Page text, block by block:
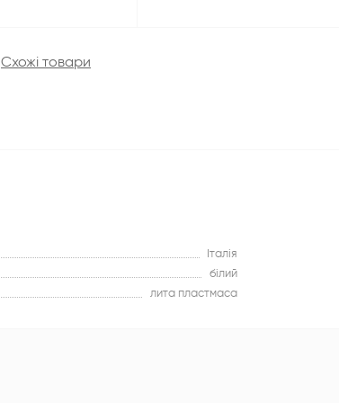
Схожі товари
Італія
білий
лита пластмаса